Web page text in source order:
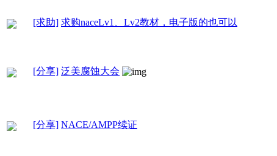
[求助] 求购naceLv1、Lv2教材，电子版的也可以
[分享] 泛美腐蚀大会
[分享] NACE/AMPP续证